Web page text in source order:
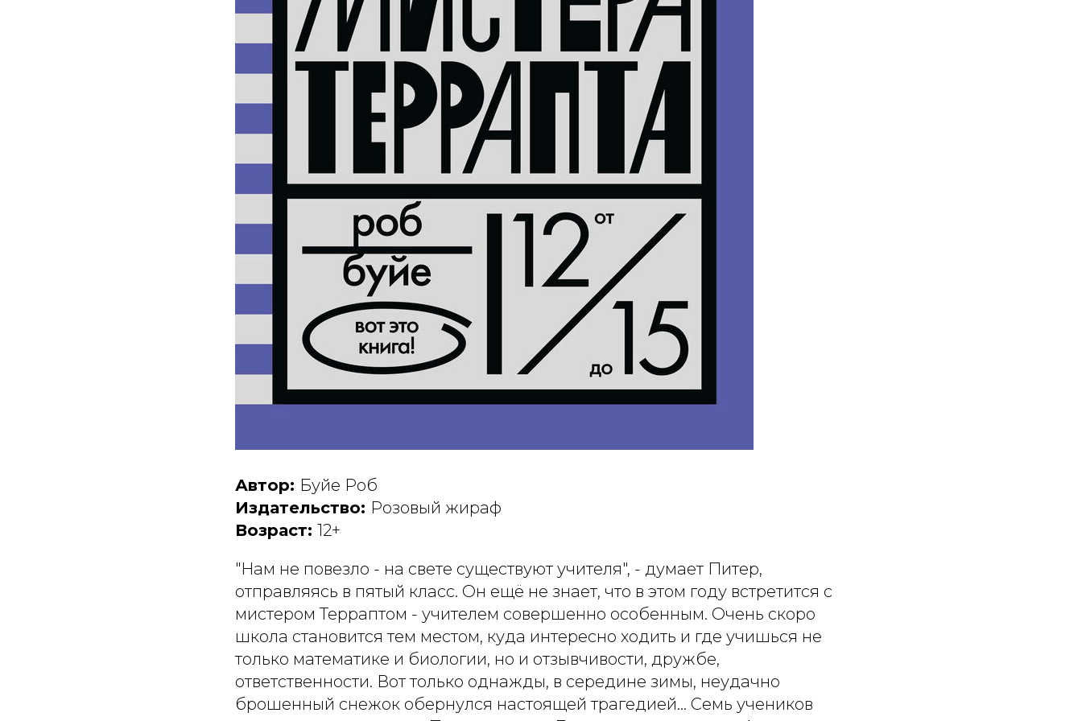
Автор: Буйе Роб
Издательство: Розовый жираф
Возраст: 12+
"Нам не повезло - на свете существуют учителя", - думает Питер,
отправляясь в пятый класс. Он ещё не знает, что в этом году встретится с
мистером Терраптом - учителем совершенно особенным. Очень скоро
школа становится тем местом, куда интересно ходить и где учишься не
только математике и биологии, но и отзывчивости, дружбе,
ответственности. Вот только однажды, в середине зимы, неудачно
брошенный снежок обернулся настоящей трагедией... Семь учеников